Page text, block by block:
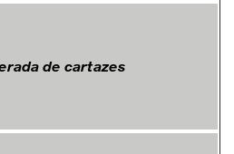
de cartazes